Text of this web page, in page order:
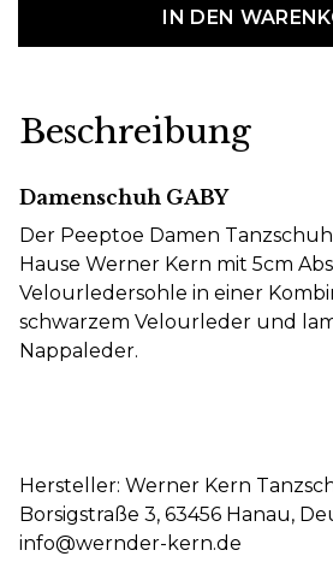
IN DEN
Beschreibung
Damenschuh GABY
Der Peeptoe Damen
Hause Werner Kern mit 5cm
Velourledersohle in einer
schwarzem Velourleder und
Nappaleder.
Hersteller: Werner Kern
Borsigstraße 3, 63456 Hanau,
info@wernder-kern.de